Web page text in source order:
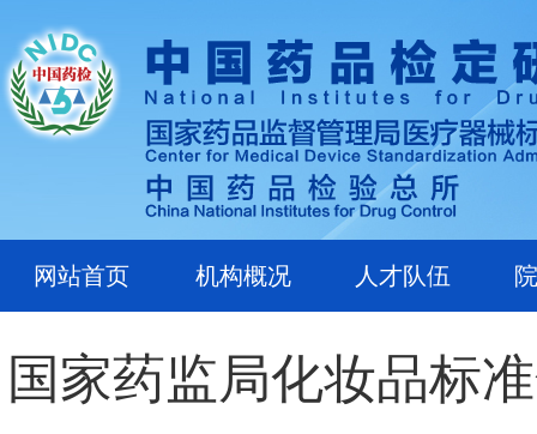
网站首页 机构概况 人才队伍
国家药监局化妆品标